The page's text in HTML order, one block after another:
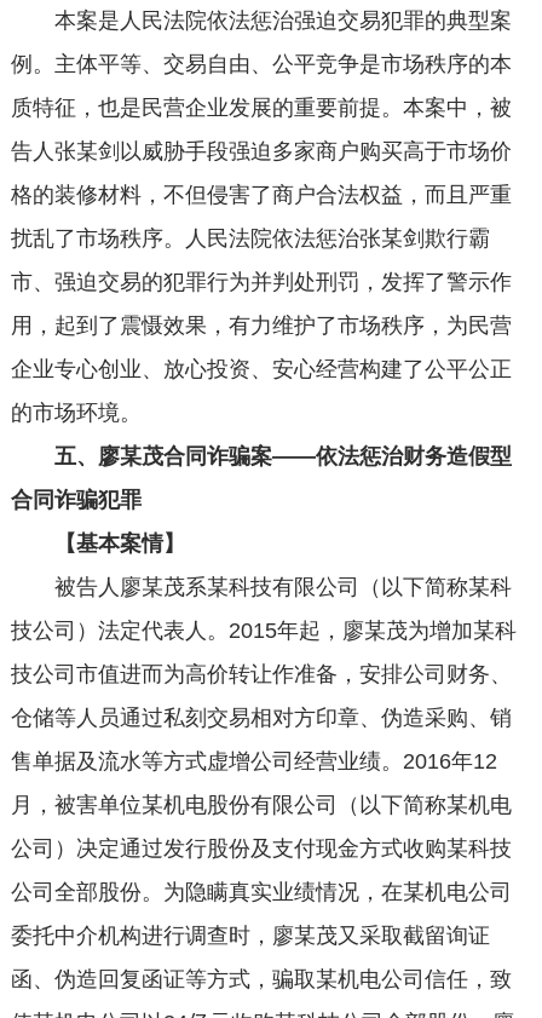
本案是人民法院依法惩治强迫交易犯罪的典型案
例。主体平等、交易自由、公平竞争是市场秩序的本
质特征，也是民营企业发展的重要前提。本案中，被
告人张某剑以威胁手段强迫多家商户购买高于市场价
格的装修材料，不但侵害了商户合法权益，而且严重
扰乱了市场秩序。人民法院依法惩治张某剑欺行霸
市、强迫交易的犯罪行为并判处刑罚，发挥了警示作
用，起到了震慑效果，有力维护了市场秩序，为民营
企业专心创业、放心投资、安心经营构建了公平公正
的市场环境。
五、廖某茂合同诈骗案——依法惩治财务造假型
合同诈骗犯罪
【基本案情】
被告人廖某茂系某科技有限公司（以下简称某科
技公司）法定代表人。2015年起，廖某茂为增加某科
技公司市值进而为高价转让作准备，安排公司财务、
仓储等人员通过私刻交易相对方印章、伪造采购、销
售单据及流水等方式虚增公司经营业绩。2016年12
月，被害单位某机电股份有限公司（以下简称某机电
公司）决定通过发行股份及支付现金方式收购某科技
公司全部股份。为隐瞒真实业绩情况，在某机电公司
委托中介机构进行调查时，廖某茂又采取截留询证
函、伪造回复函证等方式，骗取某机电公司信任，致